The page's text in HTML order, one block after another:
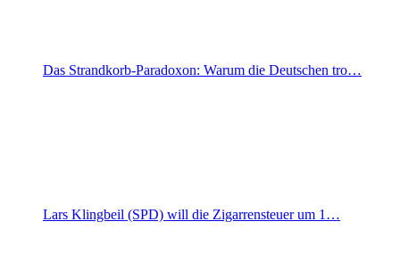
Das Strandkorb-Paradoxon: Warum die Deutschen tro…
Lars Klingbeil (SPD) will die Zigarrensteuer um 1…